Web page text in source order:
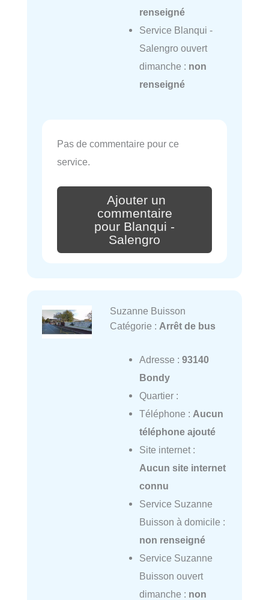
renseigné
Service Blanqui -
Salengro ouvert
dimanche : non
renseigné
Pas de commentaire pour ce
service.
Ajouter un
commentaire
pour Blanqui -
Salengro
Suzanne Buisson
Catégorie : Arrêt de bus
Adresse : 93140
Bondy
Quartier :
Téléphone : Aucun
téléphone ajouté
Site internet :
Aucun site internet
connu
Service Suzanne
Buisson à domicile :
non renseigné
Service Suzanne
Buisson ouvert
dimanche : non